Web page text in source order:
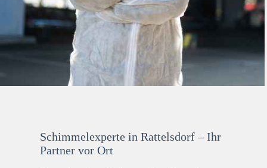
Schimmelexperte in Rattelsdorf – Ihr
Partner vor Ort